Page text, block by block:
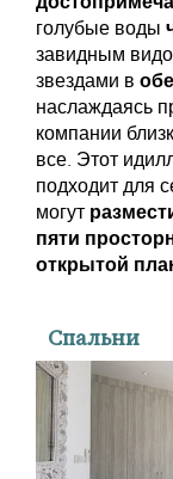
голубые воды
завидным
звездами в
наслаждаясь
компании
все. Этот
подходит для
могут
пяти
открытой
Спальни